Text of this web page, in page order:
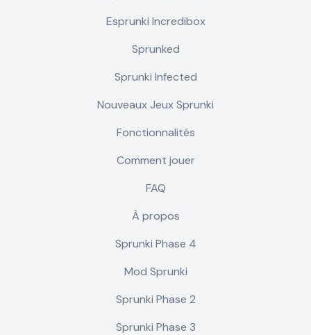
Esprunki Incredibox
Sprunked
Sprunki Infected
Nouveaux Jeux Sprunki
Fonctionnalités
Comment jouer
FAQ
À propos
Sprunki Phase 4
Mod Sprunki
Sprunki Phase 2
Sprunki Phase 3